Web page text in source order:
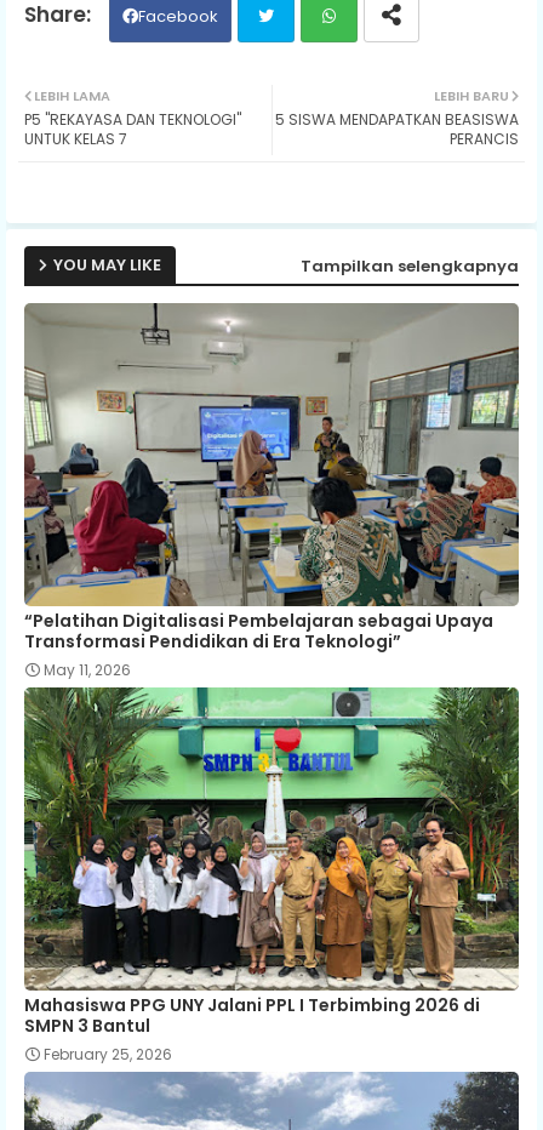
Facebook
ter ats
p
LEBIH BARU
5 SISWA MENDAPATKAN BEASISWA
PERANCIS
LEBIH LAMA
P5 "REKAYASA DAN TEKNOLOGI"
UNTUK KELAS 7
YOU MAY LIKE Tampilkan selengkapnya
“Pelatihan Digitalisasi Pembelajaran sebagai Upaya
Transformasi Pendidikan di Era Teknologi”
May 11, 2026
Mahasiswa PPG UNY Jalani PPL I Terbimbing 2026 di
SMPN 3 Bantul
February 25, 2026